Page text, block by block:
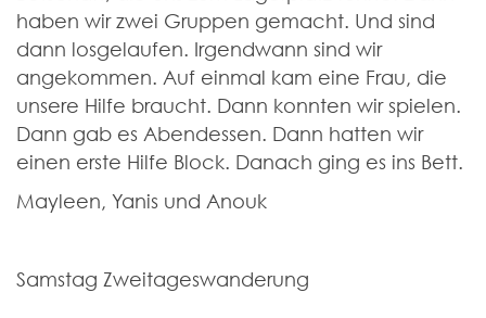
haben wir zwei Gruppen gemacht. Und sind
dann losgelaufen. Irgendwann sind wir
angekommen. Auf einmal kam eine Frau, die
unsere Hilfe braucht. Dann konnten wir spielen.
Dann gab es Abendessen. Dann hatten wir
einen erste Hilfe Block. Danach ging es ins Bett.
Mayleen, Yanis und Anouk
Samstag Zweitageswanderung